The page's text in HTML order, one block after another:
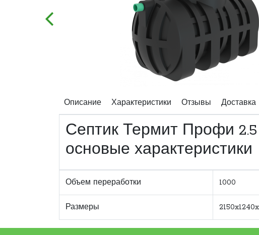
Описание Характеристики Отзывы Доставка
Септик Термит Профи 2.5
основые характеристики
Объем переработки 1000
Размеры